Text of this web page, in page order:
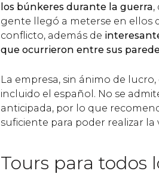
los búnkeres durante la guerra,
gente llegó a meterse en ellos
conflicto, además de
que ocurrieron entre sus
La empresa, sin ánimo de
incluido el español. No se
anticipada, por lo que
suficiente para poder realizar la
Tours para todos